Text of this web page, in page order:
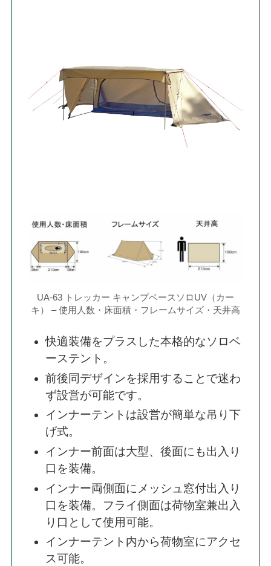
UA-63 トレッカー キャンプベースソロUV（カー
キ） – 使用人数・床面積・フレームサイズ・天井高
快適装備をプラスした本格的なソロベ
ーステント。
前後同デザインを採用することで迷わ
ず設営が可能です。
インナーテントは設営が簡単な吊り下
げ式。
インナー前面は大型、後面にも出入り
口を装備。
インナー両側面にメッシュ窓付出入り
口を装備。フライ側面は荷物室兼出入
り口として使用可能。
インナーテント内から荷物室にアクセ
ス可能。